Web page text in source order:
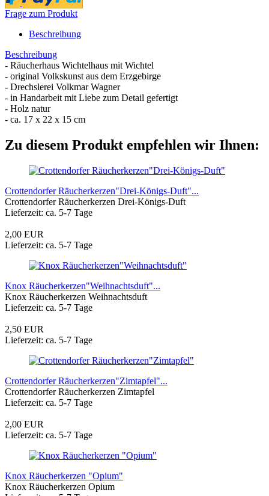
Frage zum Produkt
Beschreibung
Beschreibung
- Räucherhaus Wichtelhaus mit Wichtel
- original Volkskunst aus dem Erzgebirge
- Drechslerei Volkmar Wagner
- in Handarbeit mit Liebe zum Detail gefertigt
- Holz natur
- ca. 17 x 22 x 15 cm
Zu diesem Produkt empfehlen wir Ihnen:
Crottendorfer Räucherkerzen"Drei-Königs-Duft"...
Crottendorfer Räucherkerzen Drei-Königs-Duft
Lieferzeit: ca. 5-7 Tage
2,00 EUR
Lieferzeit: ca. 5-7 Tage
Knox Räucherkerzen"Weihnachtsduft"...
Knox Räucherkerzen Weihnachtsduft
Lieferzeit: ca. 5-7 Tage
2,50 EUR
Lieferzeit: ca. 5-7 Tage
Crottendorfer Räucherkerzen"Zimtapfel"...
Crottendorfer Räucherkerzen Zimtapfel
Lieferzeit: ca. 5-7 Tage
2,00 EUR
Lieferzeit: ca. 5-7 Tage
Knox Räucherkerzen "Opium"
Knox Räucherkerzen Opium